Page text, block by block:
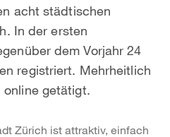
acht städtischen
In der ersten
dem Vorjahr 24
registriert. Mehrheitlich
getätigt.
Zürich ist attraktiv, einfach